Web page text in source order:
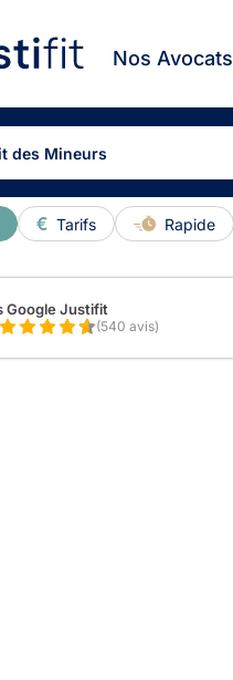
Nos Avocats
Tarifs Rapide
Google Justifit
(540 avis)